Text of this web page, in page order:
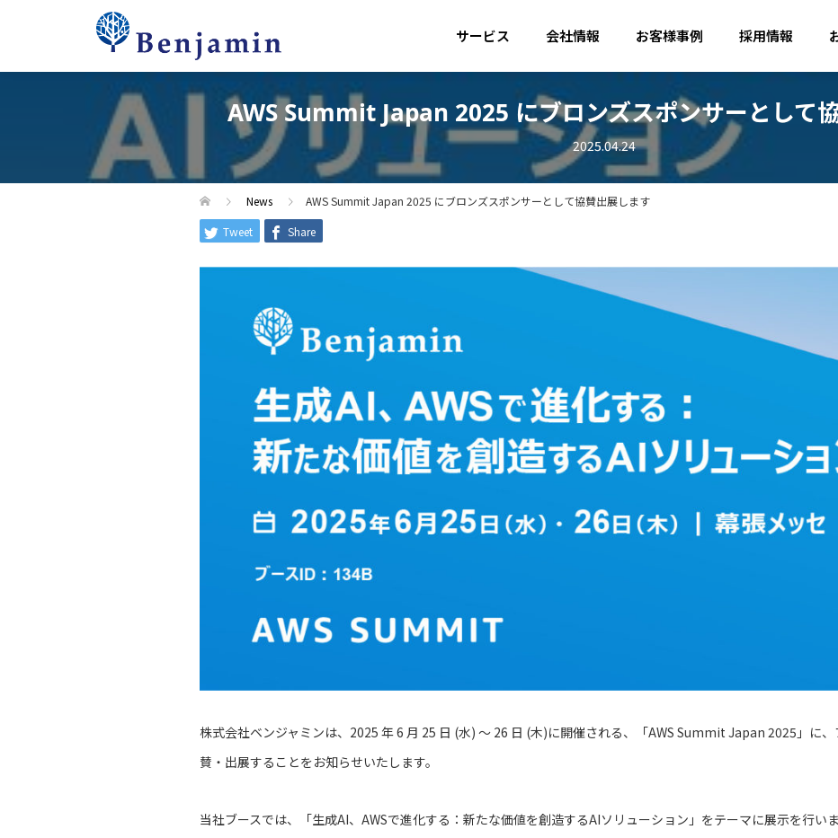
サービス 会社情報 お客様事例 採用情報
AWS Summit Japan 2025 にブロンズスポンサーとして
2025.04.24
News
AWS Summit Japan 2025 にブロンズスポンサーとして協賛出展します
Tweet
Share
株式会社ベンジャミンは、2025 年 6 月 25 日 (水) 〜 26 日 (木)に開催される、「AWS Summit Japan 2025」に
賛・出展することをお知らせいたします。
当社ブースでは、「生成AI、AWSで進化する：新たな価値を創造するAIソリューション」をテーマに展示を行い